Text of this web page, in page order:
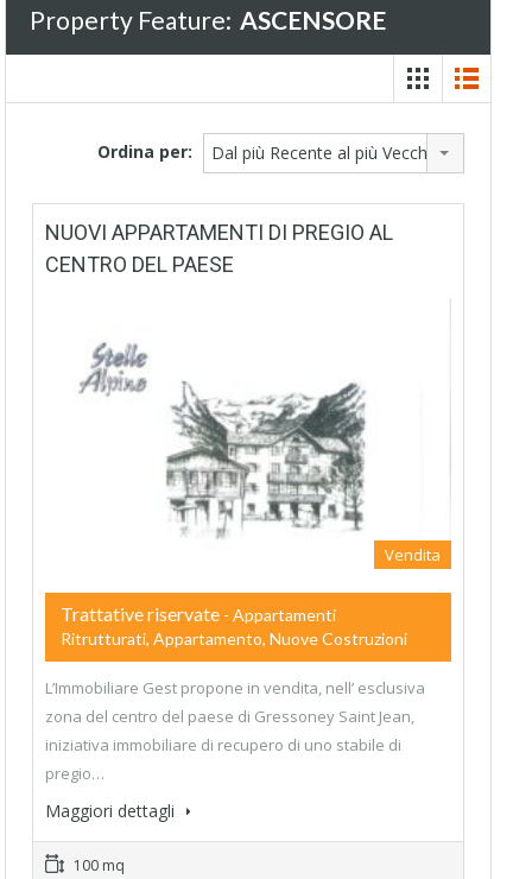
Property Feature: ASCENSORE
Ordina per: Dal più Recente al più Vecchio
NUOVI APPARTAMENTI DI PREGIO AL
CENTRO DEL PAESE
Vendita
Trattative riservate - Appartamenti
Ritrutturati, Appartamento, Nuove Costruzioni
L’Immobiliare Gest propone in vendita, nell’ esclusiva
zona del centro del paese di Gressoney Saint Jean,
iniziativa immobiliare di recupero di uno stabile di
pregio…
Maggiori dettagli
100 mq